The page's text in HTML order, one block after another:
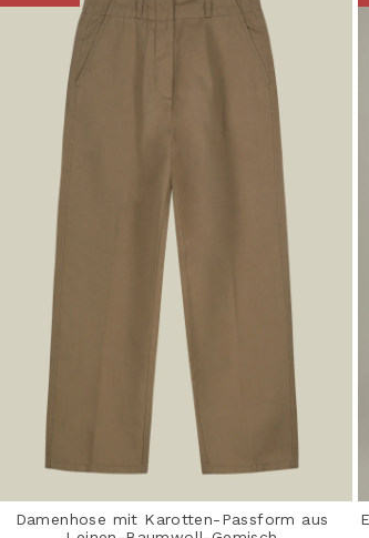
Damenhose mit Karotten-Passform aus